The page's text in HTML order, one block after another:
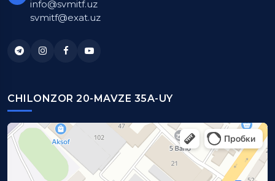
info@svmitf.uz
svmitf@exat.uz
CHILONZOR 20-MAVZE 35A-UY